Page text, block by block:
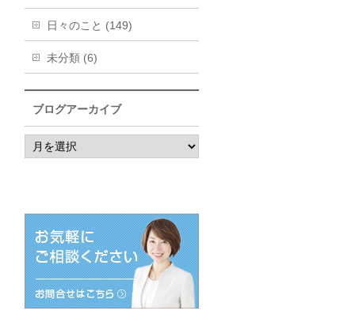
日々のこと (149)
未分類 (6)
ブログアーカイブ
ブ
ロ
カ
イ
ブ